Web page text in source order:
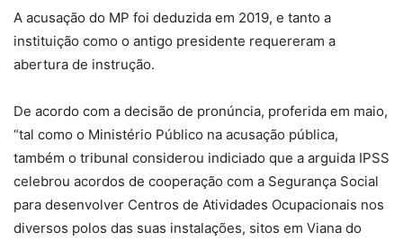
A acusação do MP foi deduzida em 2019, e tanto a
instituição como o antigo presidente requereram a
abertura de instrução.
De acordo com a decisão de pronúncia, proferida em maio,
“tal como o Ministério Público na acusação pública,
também o tribunal considerou indiciado que a arguida IPSS
celebrou acordos de cooperação com a Segurança Social
para desenvolver Centros de Atividades Ocupacionais nos
diversos polos das suas instalações, sitos em Viana do